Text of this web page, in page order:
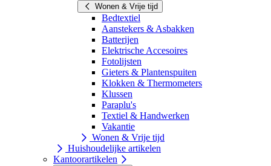
Wonen & Vrije tijd
Bedtextiel
Aanstekers & Asbakken
Batterijen
Elektrische Accesoires
Fotolijsten
Gieters & Plantenspuiten
Klokken & Thermometers
Klussen
Paraplu's
Textiel & Handwerken
Vakantie
Wonen & Vrije tijd
Huishoudelijke artikelen
Kantoorartikelen